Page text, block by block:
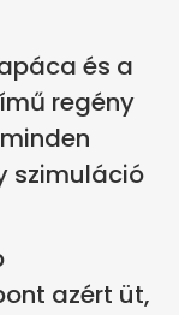
és a
regény
szimuláció
azért üt,